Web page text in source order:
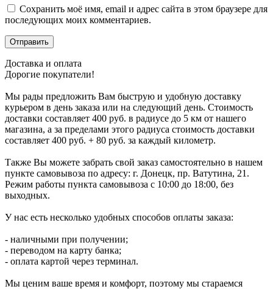
Сохранить моё имя, email и адрес сайта в этом браузере для
последующих моих комментариев.
Доставка и оплата
Дорогие покупатели!
Мы рады предложить Вам быструю и удобную доставку
курьером в день заказа или на следующий день. Стоимость
доставки составляет 400 руб. в радиусе до 5 км от нашего
магазина, а за пределами этого радиуса стоимость доставки
составляет 400 руб. + 80 руб. за каждый километр.
Также Вы можете забрать свой заказ самостоятельно в нашем
пункте самовывоза по адресу: г. Донецк, пр. Ватутина, 21.
Режим работы пункта самовывоза с 10:00 до 18:00, без
выходных.
У нас есть несколько удобных способов оплаты заказа:
- наличными при получении;
- переводом на карту банка;
- оплата картой через терминал.
Мы ценим ваше время и комфорт, поэтому мы стараемся